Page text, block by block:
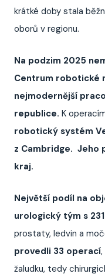
krátké doby stala
oborů v regionu.
Na podzim 2025
Centrum robotické
nejmodernější
republice. K
robotický systém
z Cambridge. Jeho
kraj.
Největší podíl na
urologický tým s
prostaty, ledvin a
provedli 33 operací
žaludku, tedy